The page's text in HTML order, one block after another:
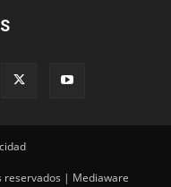
reservados | Mediaware